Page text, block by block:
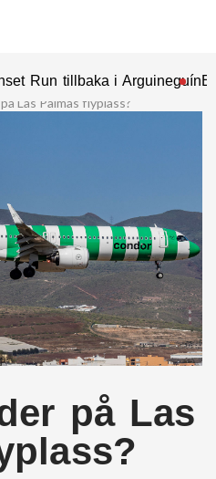
Run tillbaka i Arguineguín
Las Palmas flyplass?
på Las